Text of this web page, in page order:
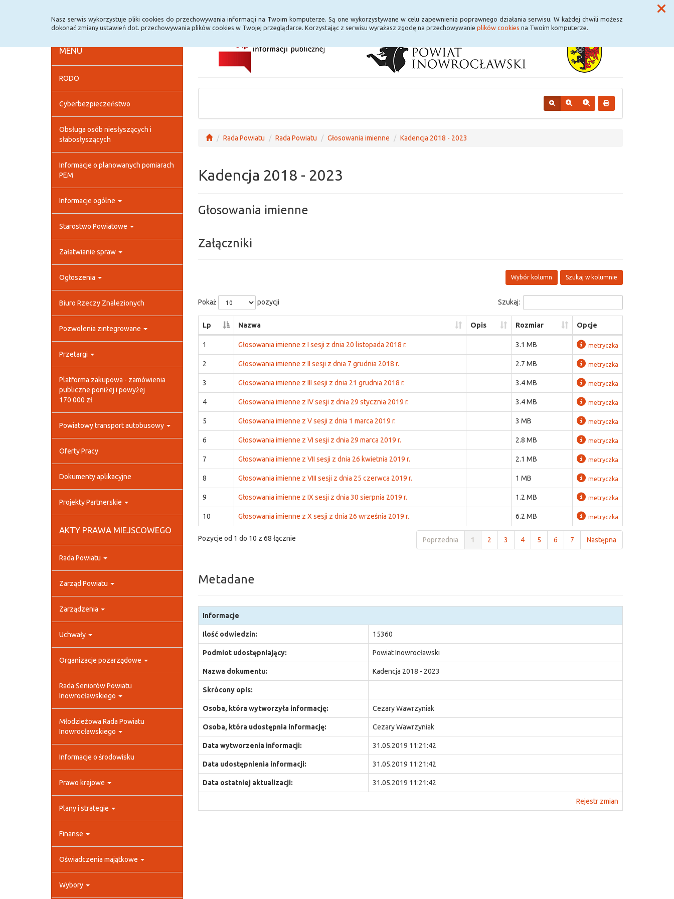
Nasz serwis wykorzystuje pliki cookies do przechowywania informacji na Twoim komputerze. Są one wykorzystywane w celu zapewnienia poprawnego działania serwisu. W każdej chwili możesz
dokonać zmiany ustawień dot. przechowywania plików cookies w Twojej przeglądarce. Korzystając z serwisu wyrażasz zgodę na przechowywanie plików cookies na Twoim komputerze.
MENU
RODO
Cyberbezpieczeństwo
Obsługa osób niesłyszących i
słabosłyszących
Informacje o planowanych pomiarach
PEM
Informacje ogólne
Starostwo Powiatowe
Załatwianie spraw
Ogłoszenia
Biuro Rzeczy Znalezionych
Pozwolenia zintegrowane
Przetargi
Platforma zakupowa - zamówienia
publiczne poniżej i powyżej
170 000 zł
Powiatowy transport autobusowy
Oferty Pracy
Dokumenty aplikacyjne
Projekty Partnerskie
AKTY PRAWA MIEJSCOWEGO
Rada Powiatu
Zarząd Powiatu
Zarządzenia
Uchwały
Organizacje pozarządowe
Rada Seniorów Powiatu
Inowrocławskiego
Młodzieżowa Rada Powiatu
Inowrocławskiego
Informacje o środowisku
Prawo krajowe
Plany i strategie
Finanse
Oświadczenia majątkowe
Wybory
Rada Powiatu Rada Powiatu Głosowania imienne Kadencja 2018 - 2023
Kadencja 2018 - 2023
Głosowania imienne
Załączniki
Szukaj w kolumnie
Wybór kolumn
Pokaż pozycji Szukaj:
Lp Nazwa Opis Rozmiar Opcje
1 Głosowania imienne z I sesji z dnia 20 listopada 2018 r. 3.1 MB metryczka
2 Głosowania imienne z II sesji z dnia 7 grudnia 2018 r. 2.7 MB metryczka
3 Głosowania imienne z III sesji z dnia 21 grudnia 2018 r. 3.4 MB metryczka
4 Głosowania imienne z IV sesji z dnia 29 stycznia 2019 r. 3.4 MB metryczka
5 Głosowania imienne z V sesji z dnia 1 marca 2019 r. 3 MB metryczka
6 Głosowania imienne z VI sesji z dnia 29 marca 2019 r. 2.8 MB metryczka
7 Głosowania imienne z VII sesji z dnia 26 kwietnia 2019 r. 2.1 MB metryczka
8 Głosowania imienne z VIII sesji z dnia 25 czerwca 2019 r. 1 MB metryczka
9 Głosowania imienne z IX sesji z dnia 30 sierpnia 2019 r. 1.2 MB metryczka
10 Głosowania imienne z X sesji z dnia 26 września 2019 r. 6.2 MB metryczka
Pozycje od 1 do 10 z 68 łącznie Poprzednia 1 2 3 4 5 6 7 Następna
Metadane
Informacje
Ilość odwiedzin: 15360
Podmiot udostępniający: Powiat Inowrocławski
Nazwa dokumentu: Kadencja 2018 - 2023
Skrócony opis:
Osoba, która wytworzyła informację: Cezary Wawrzyniak
Osoba, która udostępnia informację: Cezary Wawrzyniak
Data wytworzenia informacji: 31.05.2019 11:21:42
Data udostępnienia informacji: 31.05.2019 11:21:42
Data ostatniej aktualizacji: 31.05.2019 11:21:42
Rejestr zmian